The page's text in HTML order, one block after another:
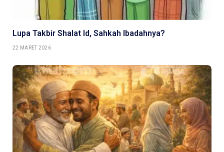
Lupa Takbir Shalat Id, Sahkah Ibadahnya?
22 MARET 2026